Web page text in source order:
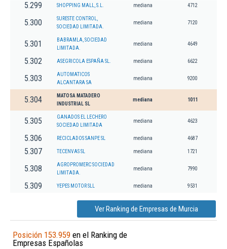
5.299 SHOPPING MALL, S.L. mediana 4712
5.300
SURESTE CONTROL,
SOCIEDAD LIMITADA.
mediana 7120
5.301
BABRAMLA, SOCIEDAD
LIMITADA.
mediana 4649
5.302 ASEGRICOLA ESPAÑA SL. mediana 6622
5.303
AUTOMATICOS
ALCANTARA SA
mediana 9200
5.304
MATOSA MATADERO
INDUSTRIAL SL
mediana 1011
5.305
GANADOS EL LECHERO
SOCIEDAD LIMITADA
mediana 4623
5.306 RECICLADOS SANPE SL mediana 4687
5.307 TECENVAS SL mediana 1721
5.308
AGROPROMERC SOCIEDAD
LIMITADA.
mediana 7990
5.309 YEPES MOTOR SLL mediana 9531
Ver Ranking de Empresas de Murcia
Posición 153.959 en el Ranking de
Empresas Españolas